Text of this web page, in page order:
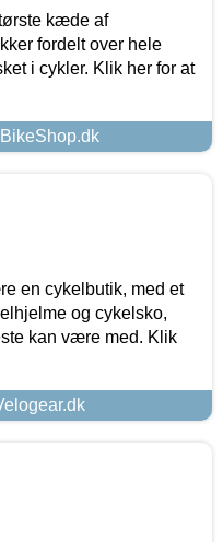
kæde af
fordelt over hele
i cykler. Klik her for at
en cykelbutik, med et
og cykelsko,
kan være med. Klik